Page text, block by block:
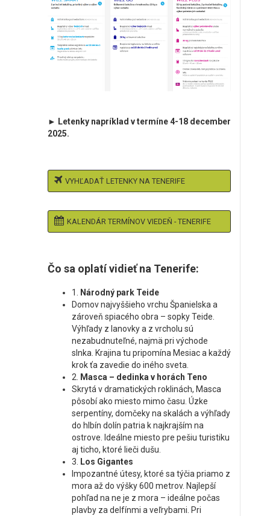
► Letenky napríklad v termíne 4-18 december
2025.
VYHĽADAŤ LETENKY NA TENERIFE
KALENDÁR TERMÍNOV VIEDEŇ - TENERIFE
Čo sa oplatí vidieť na Tenerife:
1.
Národný park Teide
Domov najvyššieho vrchu Španielska a
zároveň spiacého obra – sopky Teide.
Výhľady z lanovky a z vrcholu sú
nezabudnuteľné, najmä pri východe
slnka. Krajina tu pripomína Mesiac a každý
krok ťa zavedie do iného sveta.
2.
Masca – dedinka v horách Teno
Skrytá v dramatických roklinách, Masca
pôsobí ako miesto mimo času. Úzke
serpentíny, domčeky na skalách a výhľady
do hlbín dolín patria k najkrajším na
ostrove. Ideálne miesto pre pešiu turistiku
aj ticho, ktoré lieči dušu.
3.
Los Gigantes
Impozantné útesy, ktoré sa týčia priamo z
mora až do výšky 600 metrov. Najlepší
pohľad na ne je z mora – ideálne počas
plavby za delfínmi a veľrybami. Pri